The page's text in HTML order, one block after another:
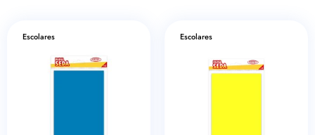
Escolares Escolares